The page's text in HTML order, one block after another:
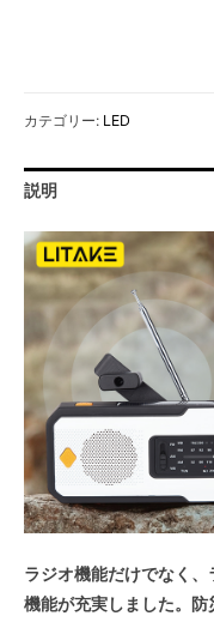
カテゴリー: LED
説明
ラジオ機能だけでなく
機能が充実しました。